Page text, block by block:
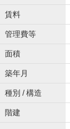
賃料
管理費等
面積
築年月
種別 / 構造
階建